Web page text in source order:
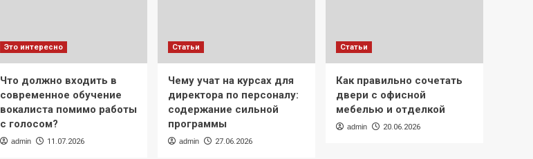
Это интересно
Что должно входить в
современное обучение
вокалиста помимо работы
с голосом?
admin 11.07.2026
Статьи
Чему учат на курсах для
директора по персоналу:
содержание сильной
программы
admin 27.06.2026
Статьи
Как правильно сочетать
двери с офисной
мебелью и отделкой
admin 20.06.2026